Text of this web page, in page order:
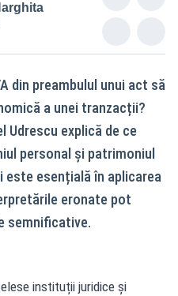
din preambulul unui act să
a unei tranzacții?
Udrescu explică de ce
personal și patrimoniul
este esențială în aplicarea
eronate pot
semnificative.
instituții juridice și